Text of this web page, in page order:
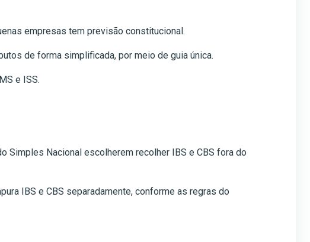
empresas tem previsão constitucional.
de forma simplificada, por meio de guia única.
e ISS.
Simples Nacional escolherem recolher IBS e CBS fora do
IBS e CBS separadamente, conforme as regras do